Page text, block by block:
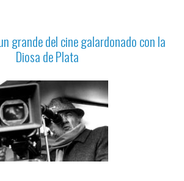
grande del cine galardonado con la
Diosa de Plata